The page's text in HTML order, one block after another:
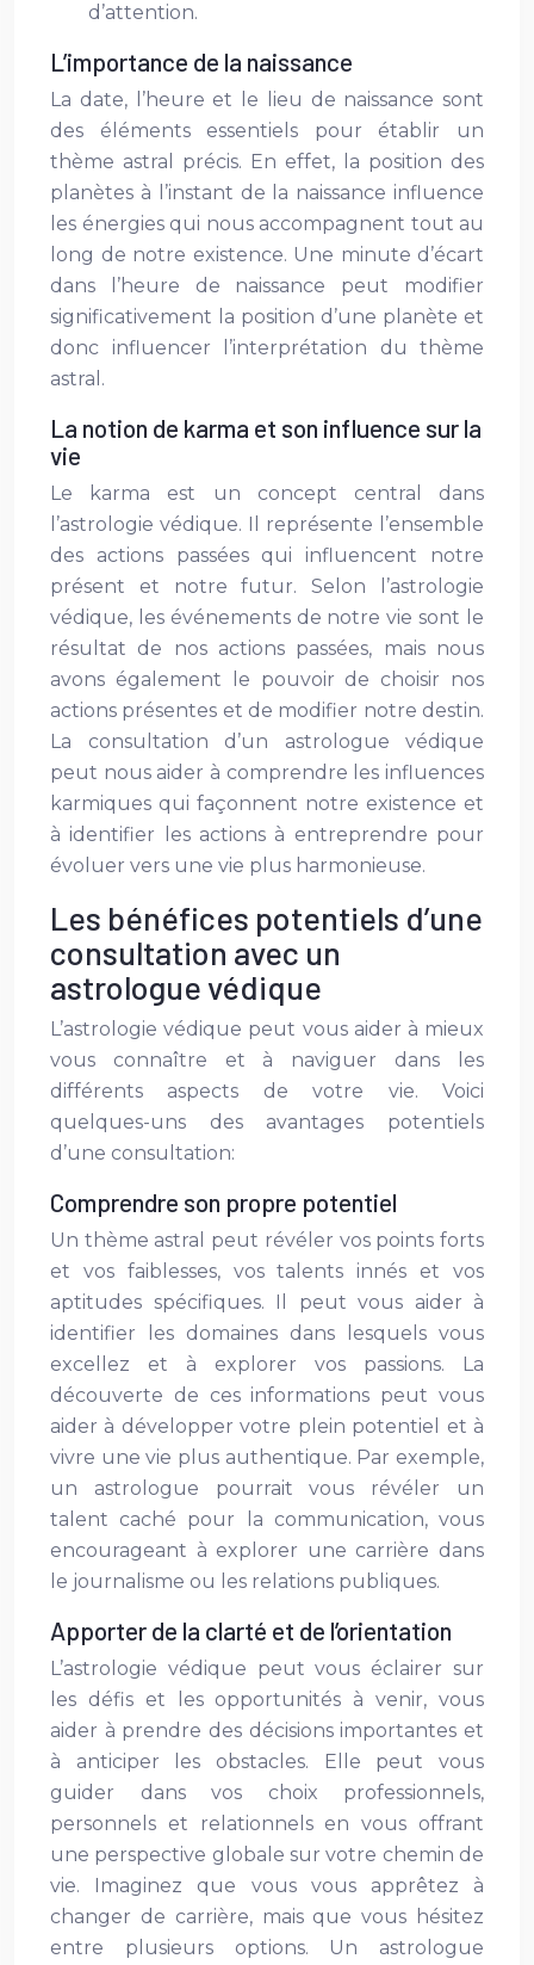
d’attention.
L’importance de la naissance
La date, l’heure et le lieu de naissance sont
des éléments essentiels pour établir un
thème astral précis. En effet, la position des
planètes à l’instant de la naissance influence
les énergies qui nous accompagnent tout au
long de notre existence. Une minute d’écart
dans l’heure de naissance peut modifier
significativement la position d’une planète et
donc influencer l’interprétation du thème
astral.
La notion de karma et son influence sur la
vie
Le karma est un concept central dans
l’astrologie védique. Il représente l’ensemble
des actions passées qui influencent notre
présent et notre futur. Selon l’astrologie
védique, les événements de notre vie sont le
résultat de nos actions passées, mais nous
avons également le pouvoir de choisir nos
actions présentes et de modifier notre destin.
La consultation d’un astrologue védique
peut nous aider à comprendre les influences
karmiques qui façonnent notre existence et
à identifier les actions à entreprendre pour
évoluer vers une vie plus harmonieuse.
Les bénéfices potentiels d’une
consultation avec un
astrologue védique
L’astrologie védique peut vous aider à mieux
vous connaître et à naviguer dans les
différents aspects de votre vie. Voici
quelques-uns des avantages potentiels
d’une consultation:
Comprendre son propre potentiel
Un thème astral peut révéler vos points forts
et vos faiblesses, vos talents innés et vos
aptitudes spécifiques. Il peut vous aider à
identifier les domaines dans lesquels vous
excellez et à explorer vos passions. La
découverte de ces informations peut vous
aider à développer votre plein potentiel et à
vivre une vie plus authentique. Par exemple,
un astrologue pourrait vous révéler un
talent caché pour la communication, vous
encourageant à explorer une carrière dans
le journalisme ou les relations publiques.
Apporter de la clarté et de l’orientation
L’astrologie védique peut vous éclairer sur
les défis et les opportunités à venir, vous
aider à prendre des décisions importantes et
à anticiper les obstacles. Elle peut vous
guider dans vos choix professionnels,
personnels et relationnels en vous offrant
une perspective globale sur votre chemin de
vie. Imaginez que vous vous apprêtez à
changer de carrière, mais que vous hésitez
entre plusieurs options. Un astrologue